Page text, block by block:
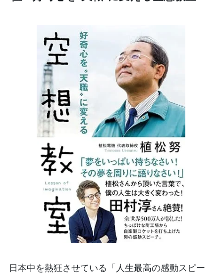
日本中を熱狂させている「人生最高の感動スピー